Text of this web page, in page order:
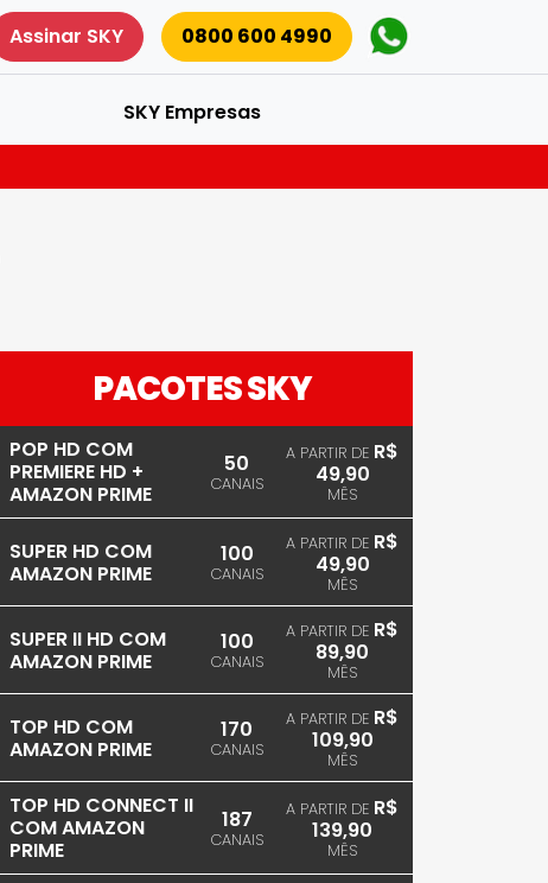
Assinar SKY 0800 600 4990
SKY Empresas
PACOTES SKY
POP HD COM
PREMIERE HD +
AMAZON PRIME
50
CANAIS
A PARTIR DE R$
49,90
MÊS
SUPER HD COM
AMAZON PRIME
100
CANAIS
A PARTIR DE R$
49,90
MÊS
SUPER II HD COM
AMAZON PRIME
100
CANAIS
A PARTIR DE R$
89,90
MÊS
TOP HD COM
AMAZON PRIME
170
CANAIS
A PARTIR DE R$
109,90
MÊS
TOP HD CONNECT II
COM AMAZON
PRIME
187
CANAIS
A PARTIR DE R$
139,90
MÊS